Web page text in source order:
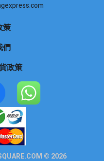
策
們
政策
© 2026